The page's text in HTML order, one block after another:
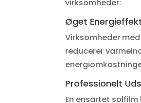
virksomheder:
Øget
Virksomheder
reducerer
Professionelt
En ensartet